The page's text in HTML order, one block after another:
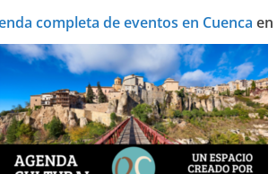
completa de eventos en Cuenca en